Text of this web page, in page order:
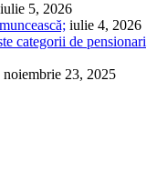
iulie 5, 2026
iulie 4, 2026
categorii de pensionari
noiembrie 23, 2025